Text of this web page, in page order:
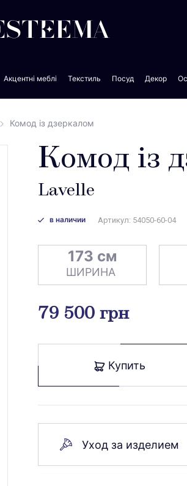
Акцентні меблі Текстиль Посуд Декор
Комод із дзеркалом
Комод із
Lavelle
в наличии Артикул: 54050-60-04
173 см
ШИРИНА
79 500 грн
Купить
Уход за изделием